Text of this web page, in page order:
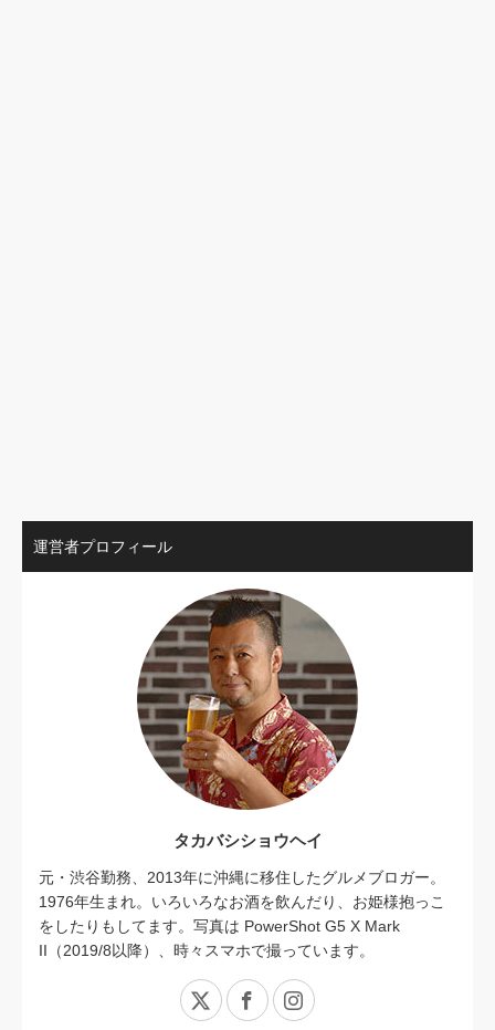
運営者プロフィール
タカバシショウヘイ
元・渋谷勤務、2013年に沖縄に移住したグルメブロガー。
1976年生まれ。いろいろなお酒を飲んだり、お姫様抱っこ
をしたりもしてます。写真は PowerShot G5 X Mark
II（2019/8以降）、時々スマホで撮っています。
X FacebookInstagram